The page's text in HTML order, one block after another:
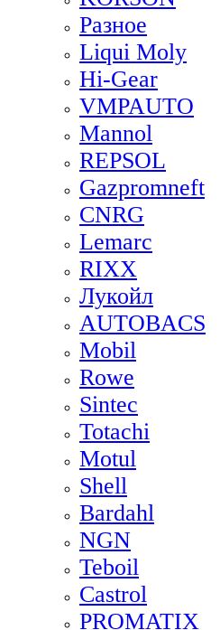
Разное
Liqui Moly
Hi-Gear
VMPAUTO
Mannol
REPSOL
Gazpromneft
CNRG
Lemarc
RIXX
Лукойл
AUTOBACS
Mobil
Rowe
Sintec
Totachi
Motul
Shell
Bardahl
NGN
Teboil
Castrol
PROMATIX